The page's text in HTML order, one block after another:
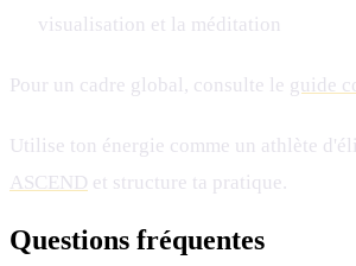
visualisation et la méditation
Pour un cadre global, consulte le guide
Utilise ton énergie comme un athlète
ASCEND et structure ta pratique.
Questions fréquentes